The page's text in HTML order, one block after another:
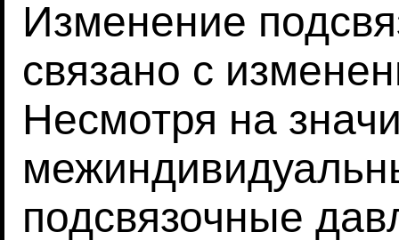
Изменение
связано с
Несмотря на
подсвязочные